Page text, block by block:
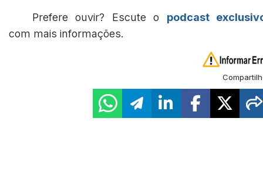
Prefere ouvir? Escute o podcast
com mais informações.